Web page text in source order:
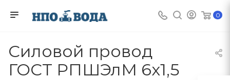
0
Силовой провод
ГОСТ РПШЭлМ 6х1,5